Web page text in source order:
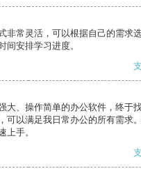
非常灵活，可以根据自己的需求
间安排学习进度。
大、操作简单的办公软件，终于
可以满足我日常办公的所有需求
上手。